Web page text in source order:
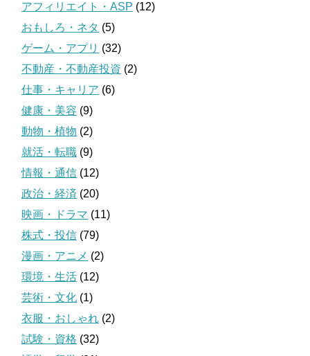
アフィリエイト・ASP (12)
おもしろ・ネタ (5)
ゲーム・アプリ (32)
不動産・不動産投資 (2)
仕事・キャリア (6)
健康・美容 (9)
動物・植物 (2)
就活・転職 (9)
情報・通信 (12)
政治・経済 (20)
映画・ドラマ (11)
株式・投信 (79)
漫画・アニメ (2)
環境・生活 (12)
芸術・文化 (1)
衣服・おしゃれ (2)
試験・資格 (32)